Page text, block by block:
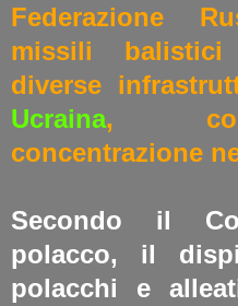
Federazione
missili
diverse
Ucraina, con
concentrazione
Secondo il
polacco, il
polacchi e